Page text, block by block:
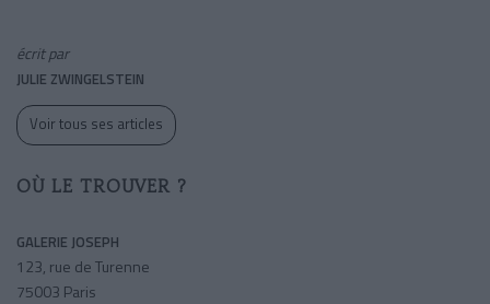
écrit par
JULIE ZWINGELSTEIN
Voir tous ses articles
OÙ LE TROUVER ?
GALERIE JOSEPH
123, rue de Turenne
75003 Paris